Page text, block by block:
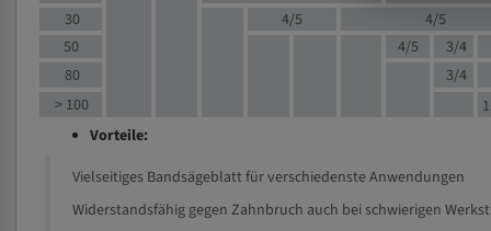
30
4/5 4/5
50
4/5 3/4
80
3/4
> 100
Vorteile:
Vielseitiges Bandsägeblatt für verschiedenste Anwendungen
Widerstandsfähig gegen Zahnbruch auch bei schwierigen